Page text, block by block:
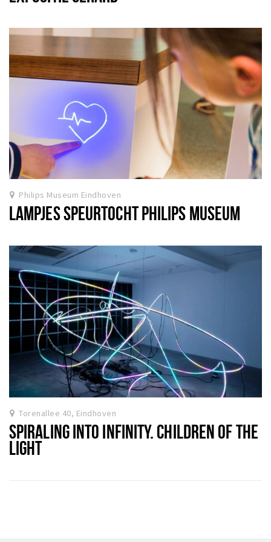
Philips Museum Eindhoven
LAMPJES SPEURTOCHT PHILIPS MUSEUM
Torenallee 40, Eindhoven
SPIRALING INTO INFINITY. CHILDREN OF THE
LIGHT